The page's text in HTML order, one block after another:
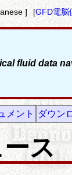
] [GFD電脳
fluid data
メント ダウン
ス